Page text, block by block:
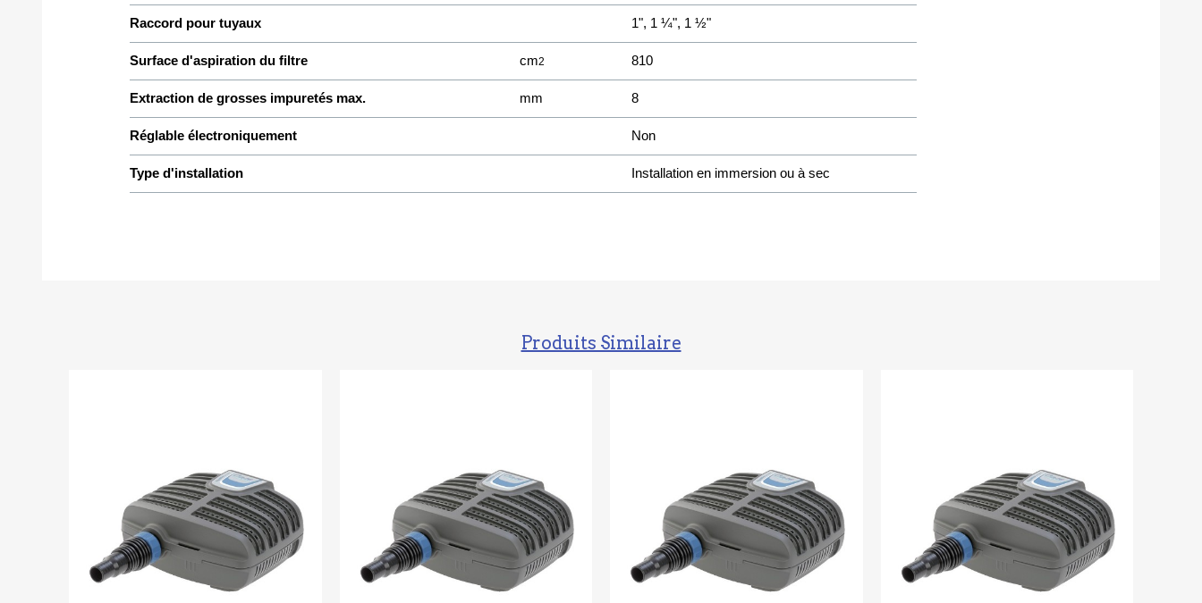
Raccord pour tuyaux 1", 1 ¼", 1 ½"
Surface d'aspiration du filtre cm2 810
Extraction de grosses impuretés max. mm 8
Réglable électroniquement Non
Type d'installation Installation en immersion ou à sec
Produits Similaire